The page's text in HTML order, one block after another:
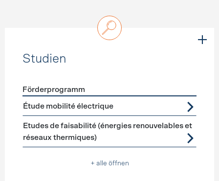
Studien
Förderprogramme Studien
Förderprogramm
Étude mobilité électrique
Etudes de faisabilité (énergies renouvelables et
réseaux thermiques)
+ alle öffnen